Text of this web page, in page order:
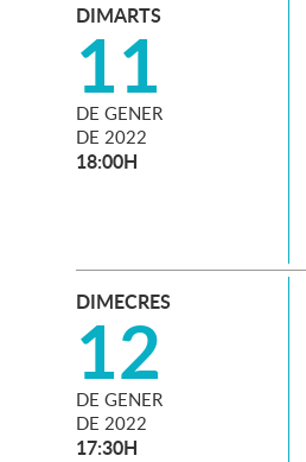
DIMARTS
11
DE GENER
DE 2022
18:00H
DIMECRES
12
DE GENER
DE 2022
17:30H